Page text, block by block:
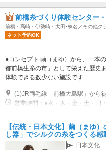
前橋糸づくり体験センター
前橋・高崎・伊勢崎・太田･榛名／その他ク
ネット予約OK
●コンセプト 繭（まゆ）から、一本
都前橋生糸の市」として栄えた歴史
体験できる数少ない施設です...
(1)JR両毛線「前橋大島駅」から
営業時間：●水・木・金・土・日
可能（HPなどでお問い合わせく
【伝統・日本文化】繭（まゆ
し器」でシルクの糸をつくる感
日本文化